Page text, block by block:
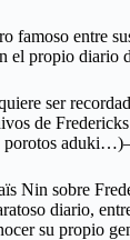
famoso entre
el propio
ser
de
Nin sobre
diario,
su propio